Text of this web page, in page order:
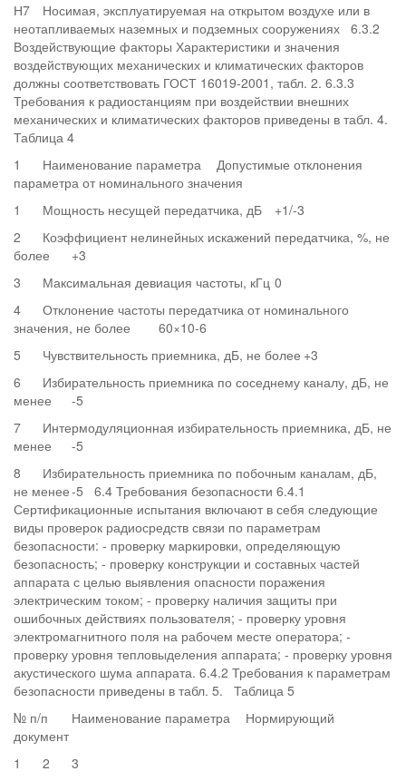
Н7
Носимая, эксплуатируемая на открытом воздухе или в
неотапливаемых наземных и подземных сооружениях 6.3.2
Воздействующие факторы Характеристики и значения
воздействующих механических и климатических факторов
должны соответствовать ГОСТ 16019-2001, табл. 2. 6.3.3
Требования к радиостанциям при воздействии внешних
механических и климатических факторов приведены в табл. 4.
Таблица 4
1
Наименование параметра
Допустимые отклонения
параметра от номинального значения
1
Мощность несущей передатчика, дБ
+1/-3
2
Коэффициент нелинейных искажений передатчика, %, не
более
+3
3
Максимальная девиация частоты, кГц 0
4
Отклонение частоты передатчика от номинального
значения, не более
60×10-6
5
Чувствительность приемника, дБ, не более +3
6
Избирательность приемника по соседнему каналу, дБ, не
менее
-5
7
Интермодуляционная избирательность приемника, дБ, не
менее
-5
8
Избирательность приемника по побочным каналам, дБ,
не менее-5 6.4 Требования безопасности 6.4.1
Сертификационные испытания включают в себя следующие
виды проверок радиосредств связи по параметрам
безопасности: - проверку маркировки, определяющую
безопасность; - проверку конструкции и составных частей
аппарата с целью выявления опасности поражения
электрическим током; - проверку наличия защиты при
ошибочных действиях пользователя; - проверку уровня
электромагнитного поля на рабочем месте оператора; -
проверку уровня тепловыделения аппарата; - проверку уровня
акустического шума аппарата. 6.4.2 Требования к параметрам
безопасности приведены в табл. 5. Таблица 5
№ п/п
Наименование параметра
Нормирующий
документ
1
2 3